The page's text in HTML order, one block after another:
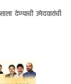
देण्याची उमेदवारांची